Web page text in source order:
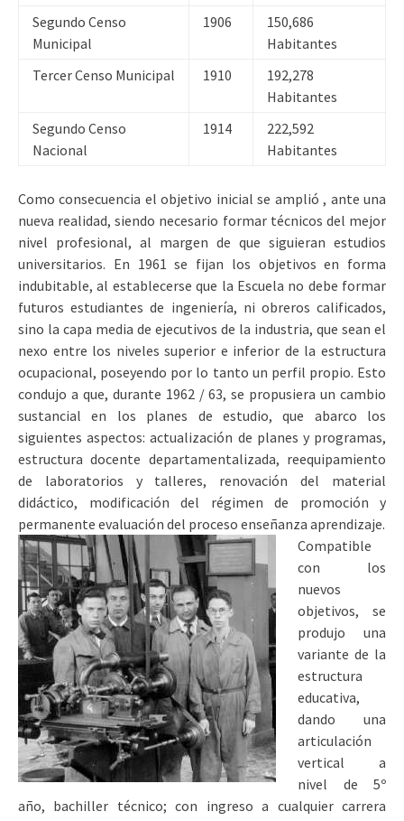
Segundo Censo
Municipal
1906
150,686
Habitantes
Tercer Censo Municipal
1910
192,278
Habitantes
Segundo Censo
Nacional
1914
222,592
Habitantes
Como consecuencia el objetivo inicial se amplió , ante una
nueva realidad, siendo necesario formar técnicos del mejor
nivel profesional, al margen de que siguieran estudios
universitarios. En 1961 se fijan los objetivos en forma
indubitable, al establecerse que la Escuela no debe formar
futuros estudiantes de ingeniería, ni obreros calificados,
sino la capa media de ejecutivos de la industria, que sean el
nexo entre los niveles superior e inferior de la estructura
ocupacional, poseyendo por lo tanto un perfil propio. Esto
condujo a que, durante 1962 / 63, se propusiera un cambio
sustancial en los planes de estudio, que abarco los
siguientes aspectos: actualización de planes y programas,
estructura docente departamentalizada, reequipamiento
de laboratorios y talleres, renovación del material
didáctico, modificación del régimen de promoción y
permanente evaluación del proceso enseñanza aprendizaje.
Compatible
con los
nuevos
objetivos, se
produjo una
variante de la
estructura
educativa,
dando una
articulación
vertical a
nivel de 5º
año, bachiller técnico; con ingreso a cualquier carrera